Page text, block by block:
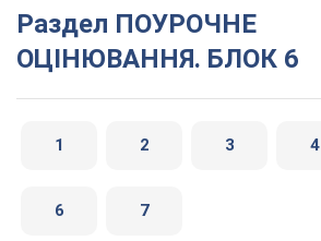
Раздел ПОУРОЧНЕ
ОЦІНЮВАННЯ. БЛОК 6
1 2 3 4
6 7